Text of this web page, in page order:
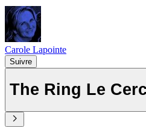
Carole Lapointe
Suivre
The Ring Le